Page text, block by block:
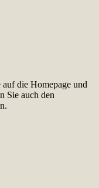
auf die Homepage und
Sie auch den